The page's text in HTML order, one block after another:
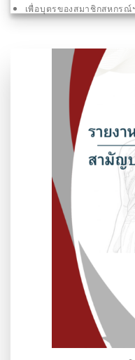
เพื่อบุตรของสมาชิกสหกรณ์